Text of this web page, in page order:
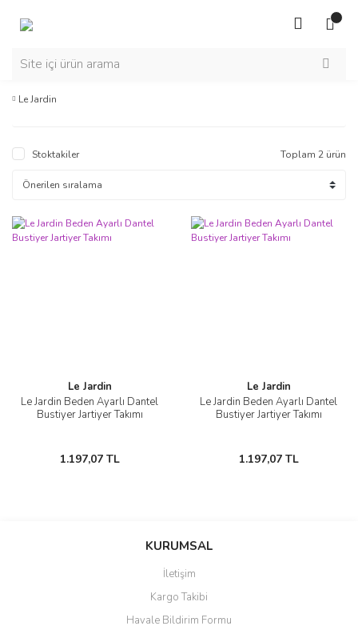
Le Jardin
Stoktakiler Toplam 2 ürün
Le Jardin
Le Jardin Beden Ayarlı Dantel
Bustiyer Jartiyer Takımı
1.197,07 TL
Le Jardin
Le Jardin Beden Ayarlı Dantel
Bustiyer Jartiyer Takımı
1.197,07 TL
KURUMSAL
İletişim
Kargo Takibi
Havale Bildirim Formu